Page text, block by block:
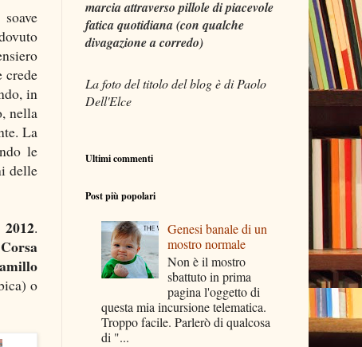
crede
in
nella
La
le
delle
.
o
marcia attraverso pillole di piacevole
fatica quotidiana (con qualche
divagazione a corredo)
La foto del titolo del blog è di Paolo
Dell'Elce
Ultimi commenti
Post più popolari
Genesi banale di un
mostro normale
Non è il mostro
sbattuto in prima
pagina l'oggetto di
questa mia incursione telematica.
Troppo facile. Parlerò di qualcosa
di "...